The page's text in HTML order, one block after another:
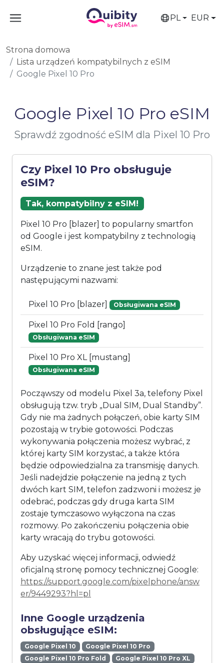
PL EUR
Strona domowa
Lista urządzeń kompatybilnych z eSIM
Google Pixel 10 Pro
Google Pixel 10 Pro eSIM
Sprawdź zgodność eSIM dla Pixel 10 Pro
Czy Pixel 10 Pro obsługuje
eSIM?
Tak, kompatybilny z eSIM!
Pixel 10 Pro [blazer] to popularny smartfon
od Google i jest kompatybilny z technologią
eSIM.
Urządzenie to znane jest także pod
następującymi nazwami:
Pixel 10 Pro [blazer] Obsługiwana eSIM
Pixel 10 Pro Fold [rango]
Obsługiwana eSIM
Pixel 10 Pro XL [mustang]
Obsługiwana eSIM
Począwszy od modelu Pixel 3a, telefony Pixel
obsługują tzw. tryb „Dual SIM, Dual Standby”.
Gdy nie ma żadnych połączeń, obie karty SIM
pozostają w trybie gotowości. Podczas
wykonywania połączenia możesz wybrać, z
której karty SIM korzystać, a także która
będzie odpowiedzialna za transmisję danych.
Jeśli nadejdzie połączenie na jedną z tych
dwóch kart SIM, telefon zadzwoni i możesz je
odebrać, podczas gdy druga karta SIM
zostaje tymczasowo wyłączona na czas
rozmowy. Po zakończeniu połączenia obie
karty wracają do trybu gotowości.
Aby uzyskać więcej informacji, odwiedź
oficjalną stronę pomocy technicznej Google:
https://support.google.com/pixelphone/answ
er/9449293?hl=pl
Inne Google urządzenia
obsługujące eSIM:
Google Pixel 10
Google Pixel 10 Pro
Google Pixel 10 Pro Fold
Google Pixel 10 Pro XL